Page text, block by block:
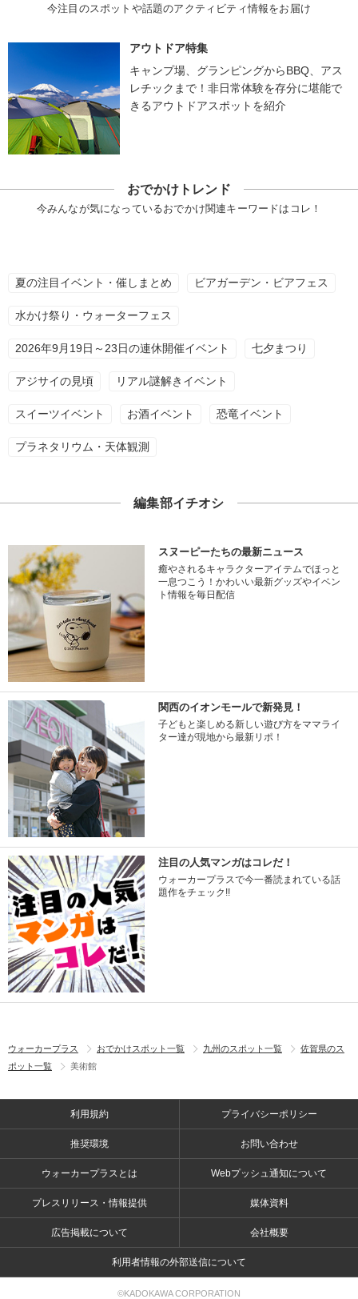
今注目のスポットや話題のアクティビティ情報をお届け
アウトドア特集
キャンプ場、グランピングからBBQ、アス
レチックまで！非日常体験を存分に堪能で
きるアウトドアスポットを紹介
おでかけトレンド
今みんなが気になっているおでかけ関連キーワードはコレ！
夏の注目イベント・催しまとめ ビアガーデン・ビアフェス
水かけ祭り・ウォーターフェス
2026年9月19日～23日の連休開催イベント 七夕まつり
アジサイの見頃 リアル謎解きイベント
スイーツイベント お酒イベント 恐竜イベント
プラネタリウム・天体観測
編集部イチオシ
スヌーピーたちの最新ニュース
癒やされるキャラクターアイテムでほっと
一息つこう！かわいい最新グッズやイベン
ト情報を毎日配信
関西のイオンモールで新発見！
子どもと楽しめる新しい遊び方をママライ
ター達が現地から最新リポ！
注目の人気マンガはコレだ！
ウォーカープラスで今一番読まれている話
題作をチェック!!
ウォーカープラス おでかけスポット一覧 九州のスポット一覧
佐賀県のス
ポット一覧
美術館
利用規約 プライバシーポリシー
推奨環境 お問い合わせ
ウォーカープラスとは Webプッシュ通知について
プレスリリース・情報提供 媒体資料
広告掲載について 会社概要
利用者情報の外部送信について
©KADOKAWA CORPORATION